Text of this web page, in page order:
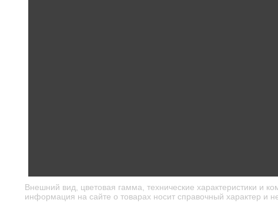
Внешний вид, цветовая гамма, технические характеристики и
информация на сайте о товарах носит справочный характер и